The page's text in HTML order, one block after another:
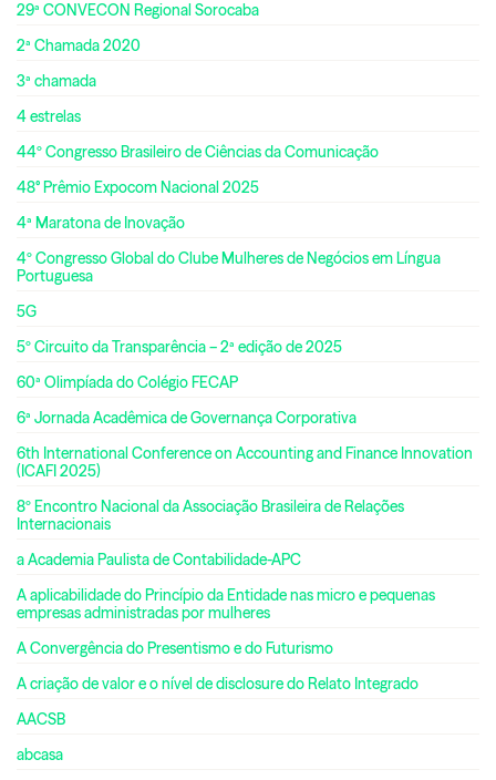
29ª CONVECON Regional Sorocaba
2ª Chamada 2020
3ª chamada
4 estrelas
44º Congresso Brasileiro de Ciências da Comunicação
48° Prêmio Expocom Nacional 2025
4ª Maratona de Inovação
4º Congresso Global do Clube Mulheres de Negócios em Língua
Portuguesa
5G
5º Circuito da Transparência – 2ª edição de 2025
60ª Olimpíada do Colégio FECAP
6ª Jornada Acadêmica de Governança Corporativa
6th International Conference on Accounting and Finance Innovation
(ICAFI 2025)
8º Encontro Nacional da Associação Brasileira de Relações
Internacionais
a Academia Paulista de Contabilidade-APC
A aplicabilidade do Princípio da Entidade nas micro e pequenas
empresas administradas por mulheres
A Convergência do Presentismo e do Futurismo
A criação de valor e o nível de disclosure do Relato Integrado
AACSB
abcasa